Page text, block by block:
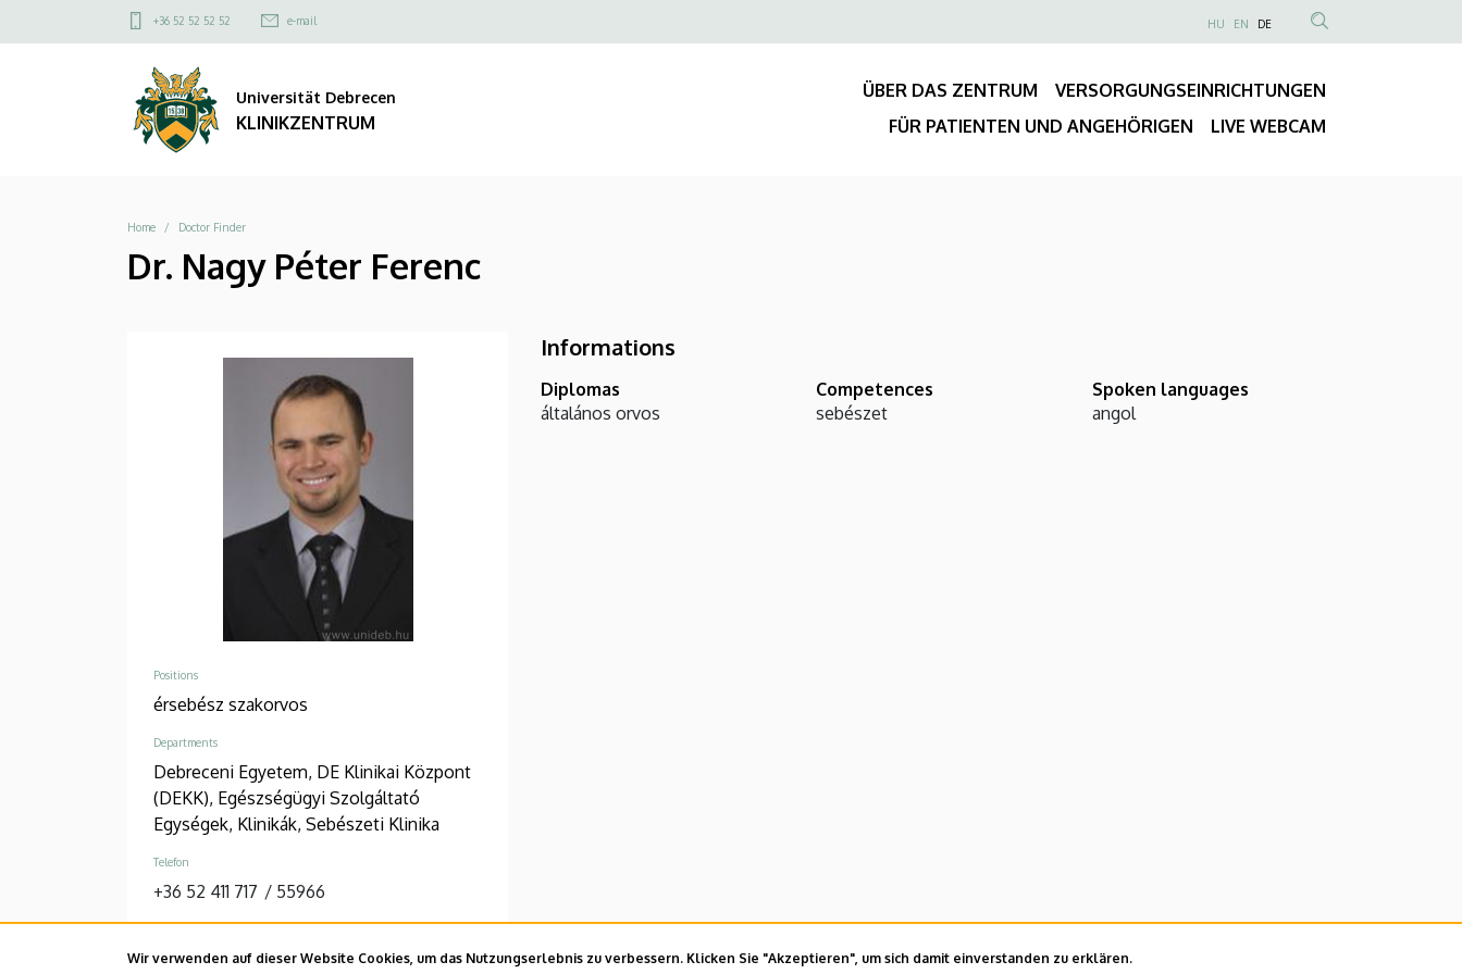
Wir verwenden auf dieser Website Cookies, um das Nutzungserlebnis zu verbessern. Klicken Sie "Akzeptieren", um sich damit einverstanden zu erklären.
KLINIKZENTRUM
zum
Felső
menü
+36 52 52 52 52 e-mail
Felső
Anonim
fiók
menüje
NYELVVÁLASZTÓ
HU EN DE
TARTALOM
KERESÉSE
Universität Debrecen
KLINIKZENTRUM
ÜBER DAS ZENTRUM
VERSORGUNGSEINRICHTUNGEN
FÜR PATIENTEN UND ANGEHÖRIGEN
LIVE WEBCAM
Breadcrumb
Home Doctor Finder
Dr. Nagy Péter Ferenc
Positions
érsebész szakorvos
Departments
Debreceni Egyetem, DE Klinikai Központ
(DEKK), Egészségügyi Szolgáltató
Egységek, Klinikák, Sebészeti Klinika
Telefon
+36 52 411 717 / 55966
4032 Debrecen, Móricz Zsigmond körút
Informations
Diplomas
általános orvos
Competences
sebészet
Spoken languages
angol